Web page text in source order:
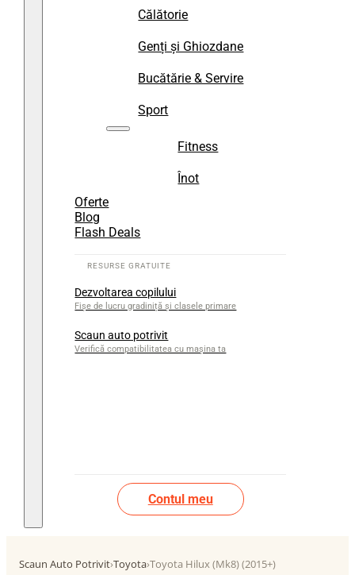
Călătorie
Genți și Ghiozdane
Bucătărie & Servire
Sport
Fitness
Înot
Oferte
Blog
Flash Deals
Dezvoltarea copilului
Fișe de lucru gradiniță și clasele primare
Scaun auto potrivit
Verifică compatibilitatea cu mașina ta
Contul meu
Scaun Auto Potrivit›Toyota›Toyota Hilux (Mk8) (2015+)